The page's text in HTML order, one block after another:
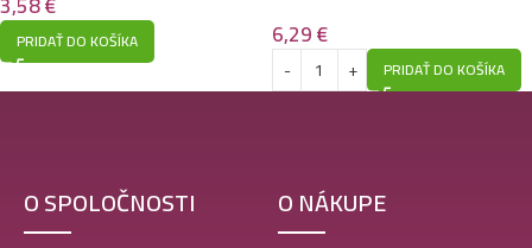
PRIDAŤ DO KOŠÍKA 6,29€
PRIDAŤ DO KOŠÍKA
O SPOLOČNOSTI O NÁKUPE